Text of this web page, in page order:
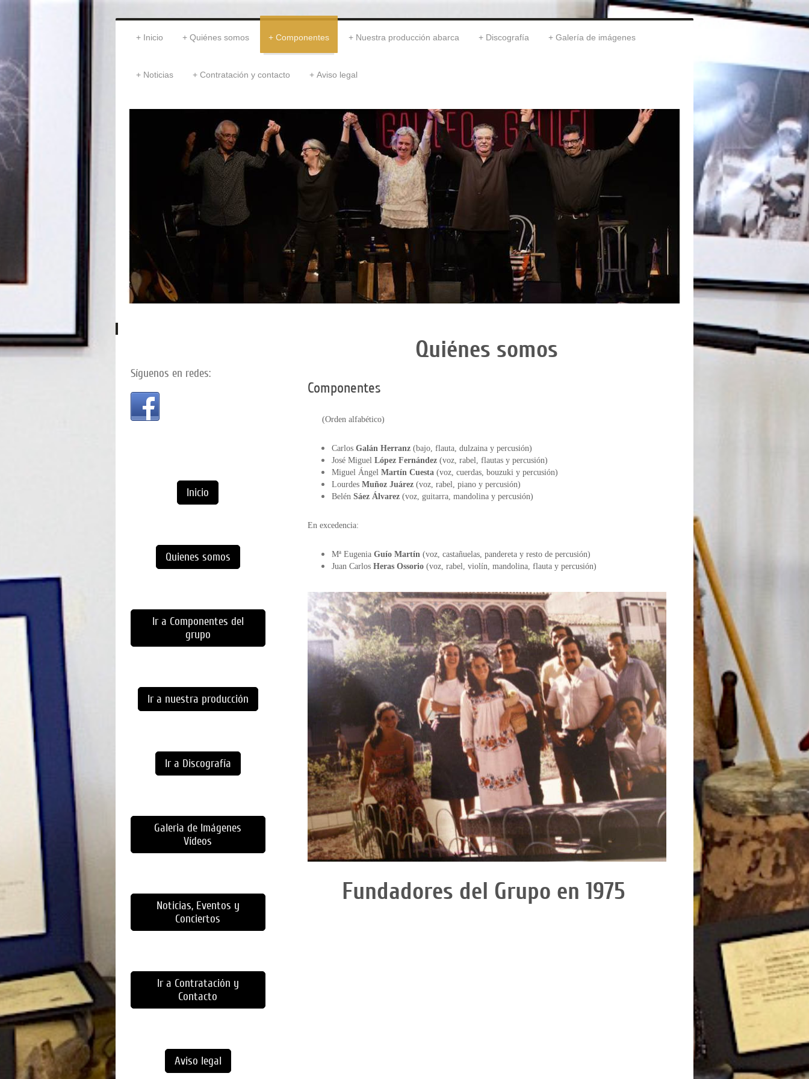
Inicio Quiénes somos Componentes Nuestra producción abarca Discografía Galería de imágenes
Noticias Contratación y contacto Aviso legal
Quiénes somos
Componentes
(Orden alfabético)
Carlos Galán Herranz(bajo, flauta, dulzaina y percusión)
José Miguel López Fernández(voz, rabel, flautas y percusión)
Miguel Ángel Martín Cuesta(voz, cuerdas, bouzuki y percusión)
Lourdes Muñoz Juárez(voz, rabel, piano y percusión)
Belén Sáez Álvarez(voz, guitarra, mandolina y percusión)
En excedencia:
Mª Eugenia Guío Martín(voz, castañuelas, pandereta y resto de percusión)
Juan Carlos Heras Ossorio(voz, rabel, violín, mandolina, flauta y percusión)
Fundadores del Grupo en 1975
Síguenos en redes:
Inicio
Quienes somos
Ir a Componentes del
grupo
Ir a nuestra producción
Ir a Discografía
Galeria de Imágenes
Vídeos
Noticias, Eventos y
Conciertos
Ir a Contratación y
Contacto
Aviso legal